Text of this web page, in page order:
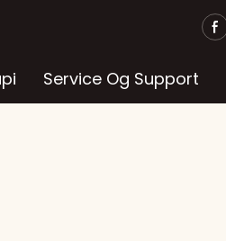
Service Og Support